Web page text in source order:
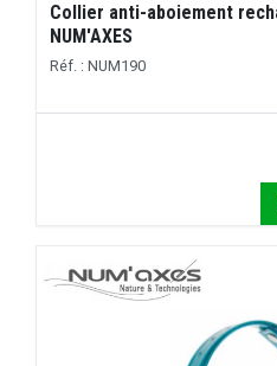
Collier anti-aboiement
NUM'AXES
Réf. : NUM190